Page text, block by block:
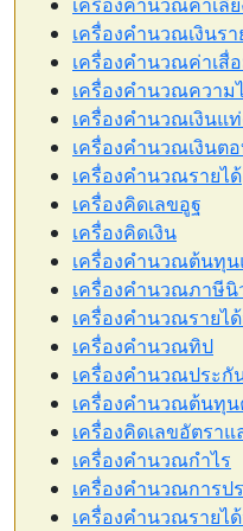
เครื่องคำนวณเงินร
เครื่องคำนวณค่าเสื่
เครื่องคำนวณความ
เครื่องคำนวณเงินแท่
เครื่องคำนวณเงินต
เครื่องคำนวณรายได้
เครื่องคิดเลขอูฐ
เครื่องคิดเงิน
เครื่องคำนวณต้นทุน
เครื่องคำนวณภาษีนิ
เครื่องคำนวณรายไ
เครื่องคำนวณทิป
เครื่องคำนวณประกั
เครื่องคำนวณต้นทุน
เครื่องคิดเลขอัตราแ
เครื่องคำนวณกำไร
เครื่องคำนวณการป
เครื่องคำนวณรายไ